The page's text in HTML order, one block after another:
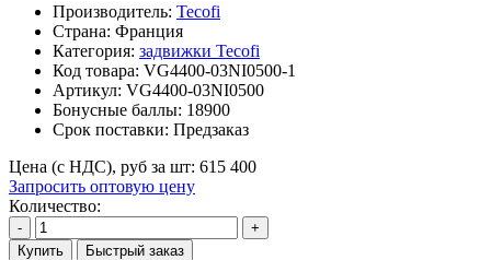
Производитель: Tecofi
Страна: Франция
Категория: задвижки Tecofi
Код товара: VG4400-03NI0500-1
Артикул: VG4400-03NI0500
Бонусные баллы: 18900
Срок поставки: Предзаказ
Цена (с НДС), руб за шт: 615 400
Запросить оптовую цену
Количество:
-
+
Купить
Быстрый заказ